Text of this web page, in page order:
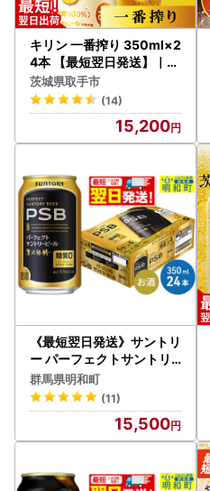
キリン 一番搾り 350ml×2
4本 【最短翌日発送】｜キ
リンビール スピード 茨城
県 取手市（ZB001-1）
茨城県取手市
(14)
15,200
《最短翌日発送》サントリ
ー パーフェクトサントリ
ービール ＜350ml×24缶
＞
群馬県明和町
(11)
15,500